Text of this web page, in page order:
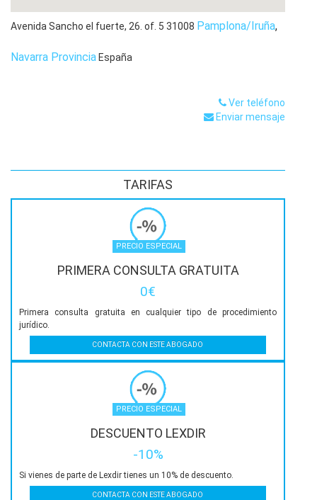
Avenida Sancho el fuerte, 26. of. 5 31008 Pamplona/Iruña,
Navarra Provincia España
Ver teléfono
Enviar mensaje
TARIFAS
PRECIO ESPECIAL
PRIMERA CONSULTA GRATUITA
0€
Primera consulta gratuita en cualquier tipo de procedimiento
jurídico.
CONTACTA CON ESTE ABOGADO
PRECIO ESPECIAL
DESCUENTO LEXDIR
-10%
Si vienes de parte de Lexdir tienes un 10% de descuento.
CONTACTA CON ESTE ABOGADO